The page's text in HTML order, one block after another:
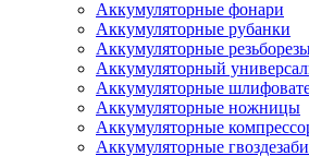
Аккумуляторные фонари
Аккумуляторные рубанки
Аккумуляторные
Аккумуляторный
Аккумуляторные
Аккумуляторные ножницы
Аккумуляторные
Аккумуляторные